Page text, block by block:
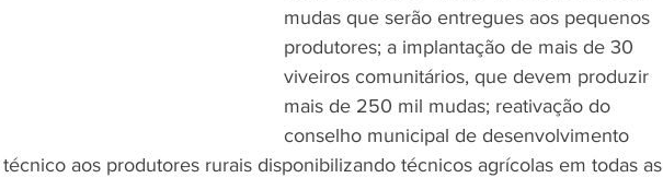
mudas que serão entregues aos pequenos
produtores; a implantação de mais de 30
viveiros comunitários, que devem produzir
mais de 250 mil mudas; reativação do
conselho municipal de desenvolvimento
aos produtores rurais disponibilizando técnicos agrícolas em todas as